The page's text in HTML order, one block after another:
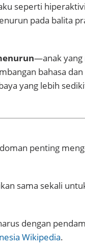
seperti
pada balita
—anak yang
bahasa
yang lebih
penting
sama sekali
dengan
Wikipedia.